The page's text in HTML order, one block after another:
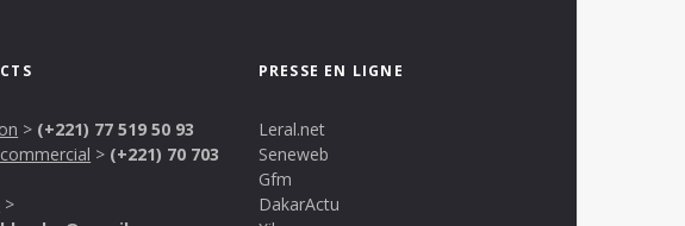
> (+221) 77 519 50 93
> (+221) 70 703
>
PRESSE EN LIGNE
Leral.net
Seneweb
Gfm
DakarActu